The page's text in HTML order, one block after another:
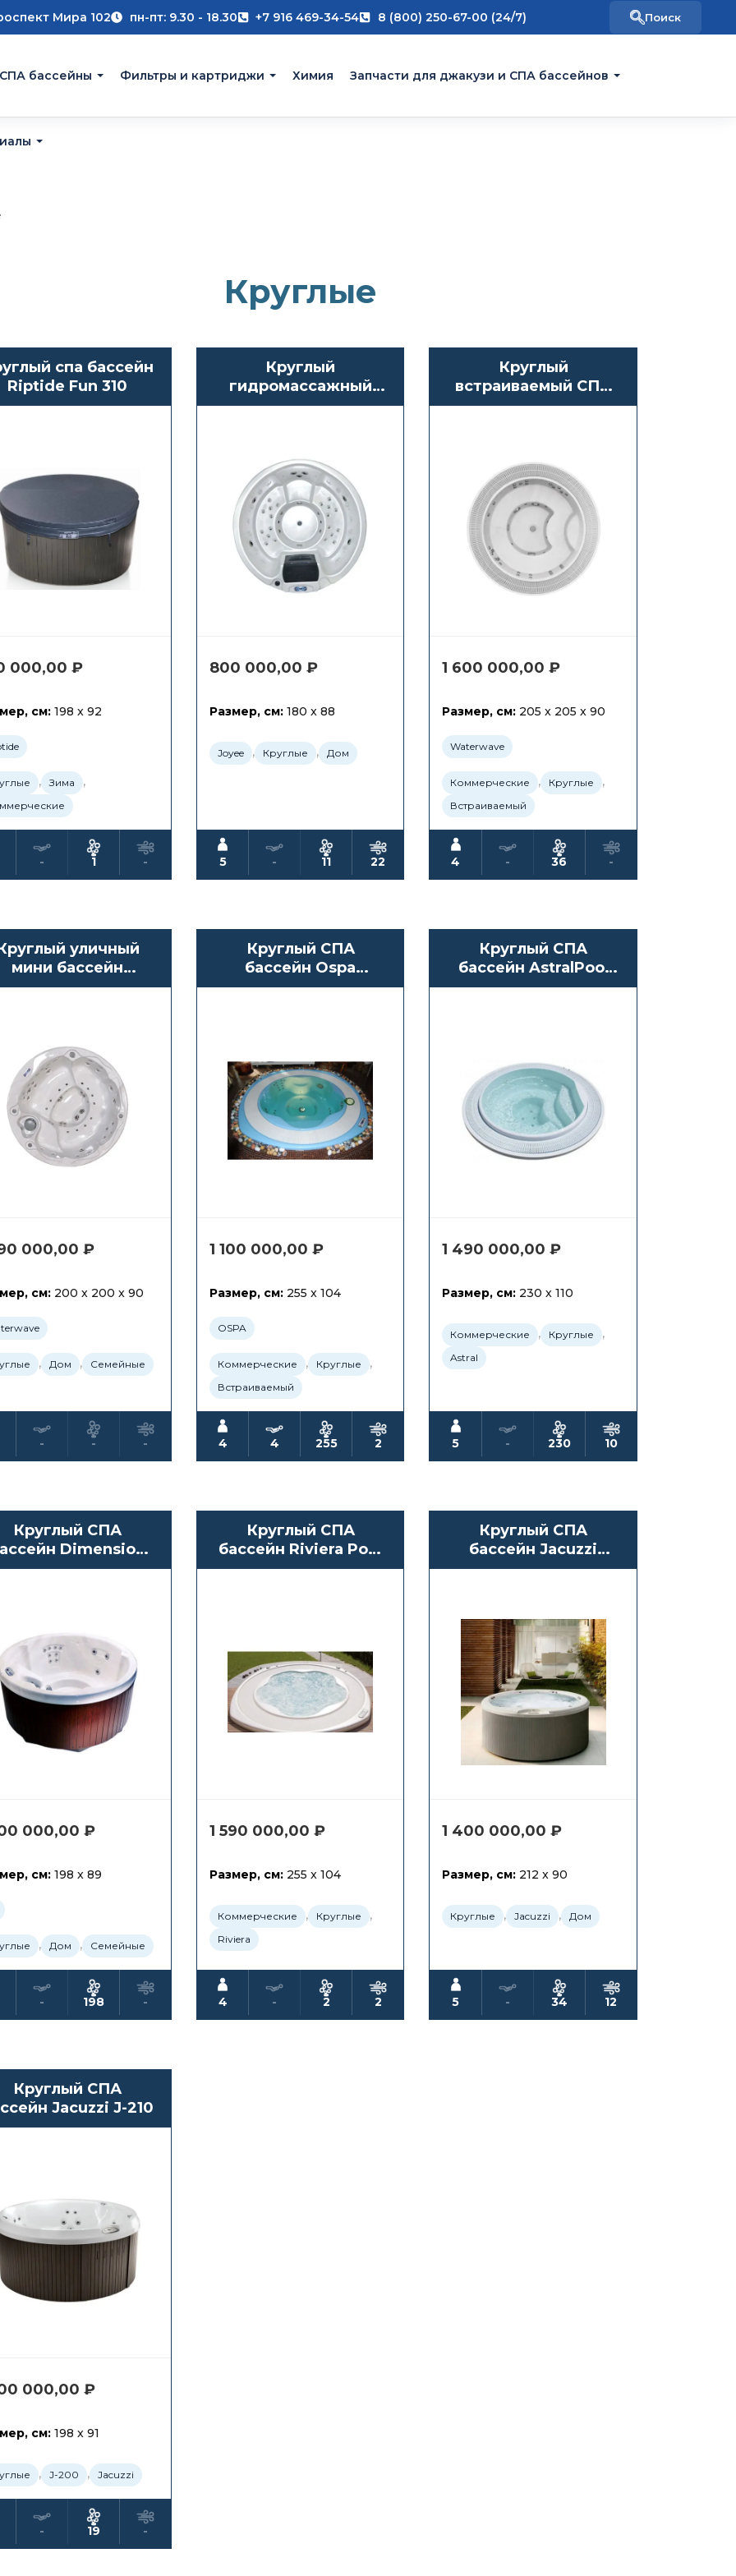
Мира 102 пн-пт: 9.30 - 18.30 +7 916 469-34-54 8 (800) 250-67-00 (24/7)
бассейны Фильтры и картриджи Химия Запчасти для джакузи и СПА бассейнов
Круглые
спа бассейн
Riptide Fun 310
000,00 ₽
см:198 x 92
, Зима ,
- 1 -
Круглый
гидромассажный
СПА бассейн Joyee
800 000,00 ₽
Размер, см:180 x 88
Joyee , Круглые , Дом
5 - 11 22
Круглый
встраиваемый СПА
бассейн с переливом
1 600 000,00₽
Размер, см: 205 x 205 x 90
Waterwave
Коммерческие , Круглые ,
Встраиваемый
4 - 36 -
уличный
мини бассейн
Waterwave Spas
000,00 ₽
см:200 x 200 x 90
, Дом , Семейные
- - -
Круглый СПА
бассейн Ospa
Alicante
1 100 000,00 ₽
Размер, см:255 x 104
OSPA
Коммерческие , Круглые ,
Встраиваемый
4 4 255 2
Круглый СПА
бассейн AstralPool
Odisea
1 490 000,00₽
Размер, см: 230 x 110
Коммерческие , Круглые ,
Astral
5 - 230 10
Круглый СПА
Dimension
Spas Journey
000,00 ₽
см:198 x 89
, Дом , Семейные
- 198 -
Круглый СПА
бассейн Riviera Pool
Relaxo
1 590 000,00 ₽
Размер, см:255 x 104
Коммерческие , Круглые ,
Riviera
4 - 2 2
Круглый СПА
бассейн Jacuzzi
Alimia
1 400 000,00₽
Размер, см: 212 x 90
Круглые , Jacuzzi , Дом
5 - 34 12
Круглый СПА
Jacuzzi J-210
000,00 ₽
см:198 x 91
, J-200 , Jacuzzi
- 19 -